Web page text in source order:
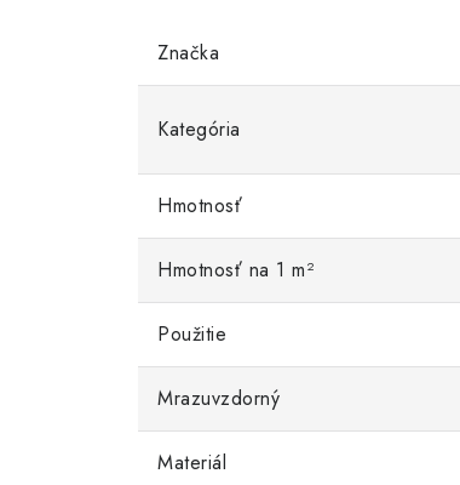
Značka
Kategória
Hmotnosť
Hmotnosť na 1 m²
Použitie
Mrazuvzdorný
Materiál